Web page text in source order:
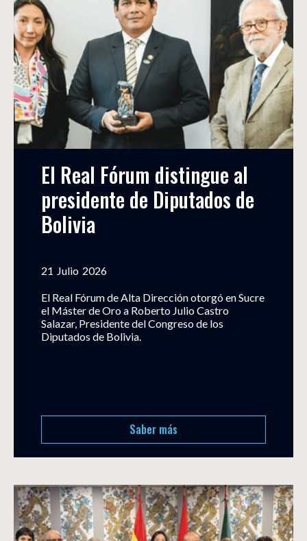
El Real Fórum distingue al
presidente de Diputados de
Bolivia
21 Julio 2026
El Real Fórum de Alta Dirección otorgó en Sucre
el Máster de Oro a Roberto Julio Castro
Salazar, Presidente del Congreso de los
Diputados de Bolivia.
Saber más